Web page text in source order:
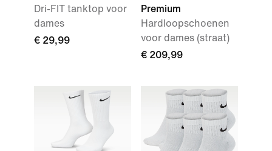
Dri-FIT tanktop voor
dames
€ 29,99
Premium
Hardloopschoenen
voor dames (straat)
€ 209,99